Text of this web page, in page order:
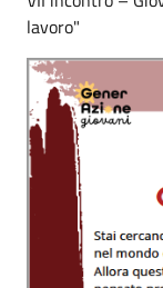
lavoro"